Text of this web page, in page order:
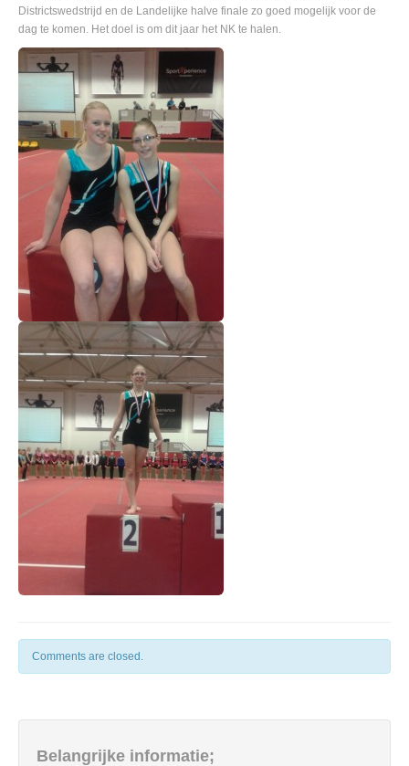
Districtswedstrijd en de Landelijke halve finale zo goed mogelijk voor de
dag te komen. Het doel is om dit jaar het NK te halen.
Comments are closed.
Belangrijke informatie;